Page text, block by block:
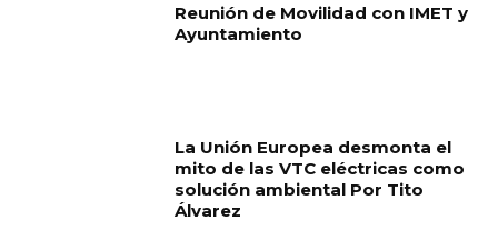
Reunión de Movilidad con IMET y
Ayuntamiento
La Unión Europea desmonta el
mito de las VTC eléctricas como
solución ambiental Por Tito
Álvarez